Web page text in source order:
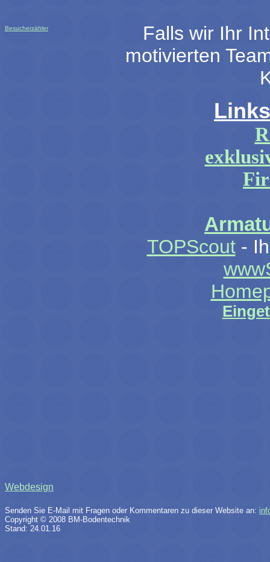
Besucherzähler
Falls wir Ihr
motivierten
TOPScout-
Webdesign
Senden Sie E-Mail mit Fragen oder Kommentaren zu dieser Website an:
Copyright © 2008 BM-Bodentechnik
Stand: 24.01.16